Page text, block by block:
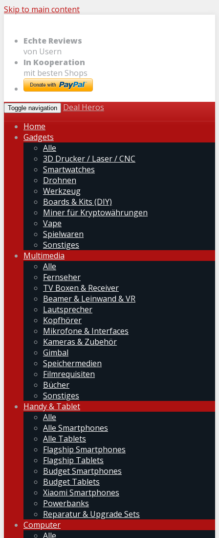
Skip to main content
Echte Reviews
von Usern
In Kooperation
mit besten Shops
Toggle navigation
Deal Heros
Home
Gadgets
Alle
3D Drucker / Laser / CNC
Smartwatches
Drohnen
Werkzeug
Boards & Kits (DIY)
Miner für Kryptowährungen
Vape
Spielwaren
Sonstiges
Multimedia
Alle
Fernseher
TV Boxen & Receiver
Beamer & Leinwand & VR
Lautsprecher
Kopfhörer
Mikrofone & Interfaces
Kameras & Zubehör
Gimbal
Speichermedien
Filmrequisiten
Bücher
Sonstiges
Handy & Tablet
Alle
Alle Smartphones
Alle Tablets
Flagship Smartphones
Flagship Tablets
Budget Smartphones
Budget Tablets
Xiaomi Smartphones
Powerbanks
Reparatur & Upgrade Sets
Computer
Alle